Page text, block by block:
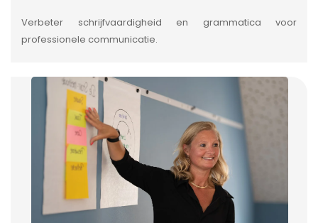
Verbeter schrijfvaardigheid en grammatica voor
professionele communicatie.